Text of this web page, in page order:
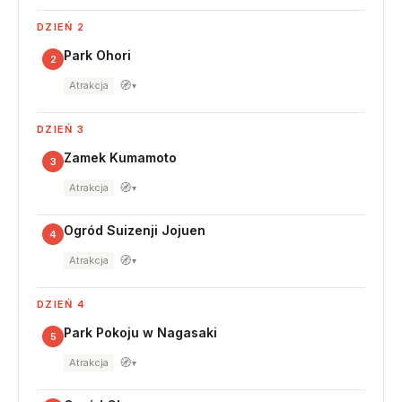
DZIEŃ 2
2 Park Ohori
Atrakcja 🧭▾
DZIEŃ 3
3 Zamek Kumamoto
Atrakcja 🧭▾
4 Ogród Suizenji Jojuen
Atrakcja 🧭▾
DZIEŃ 4
5 Park Pokoju w Nagasaki
Atrakcja 🧭▾